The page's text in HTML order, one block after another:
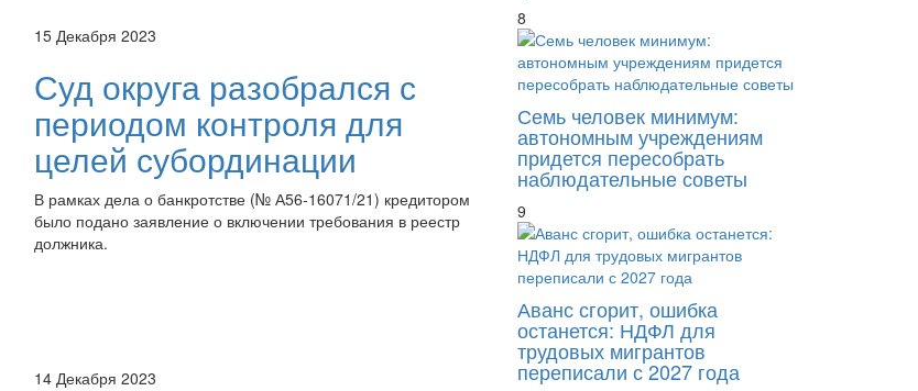
15 Декабря 2023
Суд округа разобрался с
периодом контроля для
целей субординации
В рамках дела о банкротстве (№ А56-16071/21) кредитором
было подано заявление о включении требования в реестр
должника.
14 Декабря 2023
8
Семь человек минимум:
автономным учреждениям
придется пересобрать
наблюдательные советы
9
Аванс сгорит, ошибка
останется: НДФЛ для
трудовых мигрантов
переписали с 2027 года